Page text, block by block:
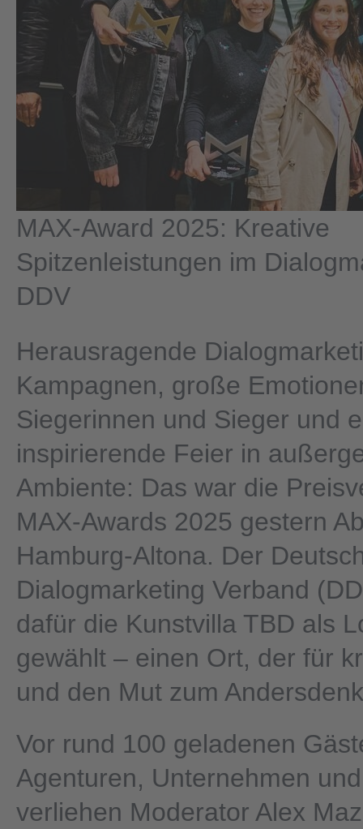
MAX-Award 2025: Kreative
Spitzenleistungen im
DDV
Herausragende
Kampagnen, große
Siegerinnen und Sieger und
inspirierende Feier in
Ambiente: Das war die
MAX-Awards 2025 gestern
Hamburg-Altona. Der
Dialogmarketing Verband
dafür die Kunstvilla TBD als
gewählt – einen Ort, der für
und den Mut zum
Vor rund 100 geladenen
Agenturen, Unternehmen
verliehen Moderator Alex